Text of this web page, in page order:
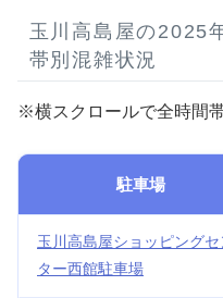
玉川高島屋の2025
帯別混雑状況
※横スクロールで全時間
駐車場
玉川高島屋ショッピングセ
ター西館駐車場